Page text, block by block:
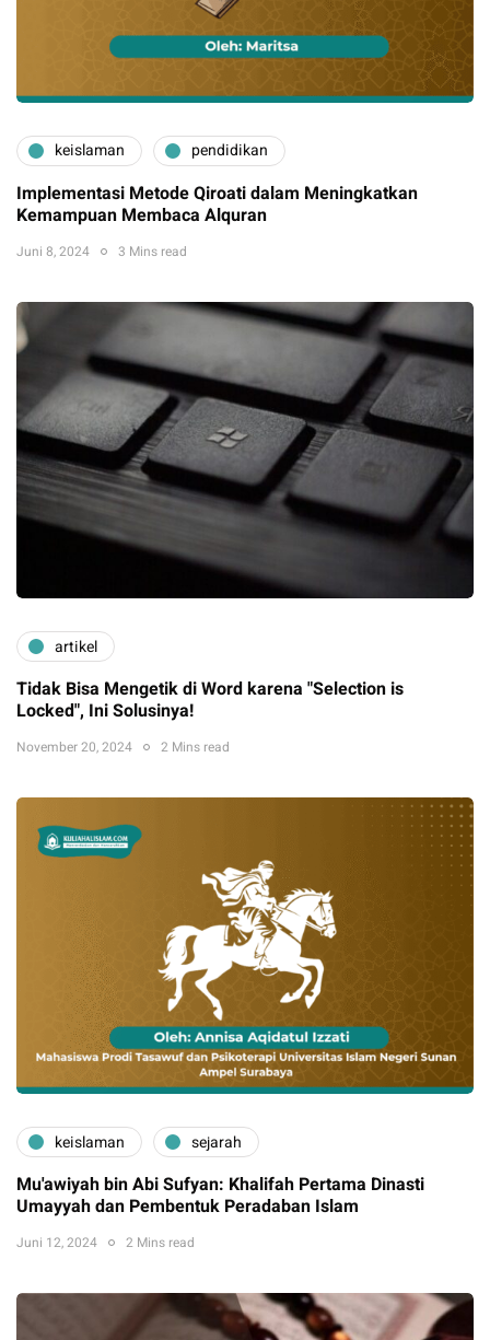
keislaman pendidikan
Implementasi Metode Qiroati dalam Meningkatkan
Kemampuan Membaca Alquran
Juni 8, 2024 3 Mins read
artikel
Tidak Bisa Mengetik di Word karena "Selection is
Locked", Ini Solusinya!
November 20, 2024 2 Mins read
keislaman sejarah
Mu'awiyah bin Abi Sufyan: Khalifah Pertama Dinasti
Umayyah dan Pembentuk Peradaban Islam
Juni 12, 2024 2 Mins read